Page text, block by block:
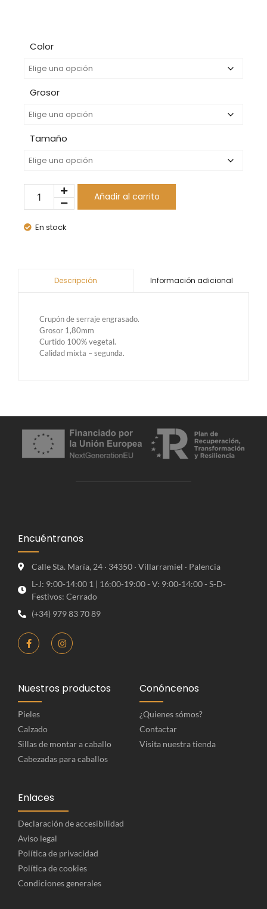
Color
Grosor
Tamaño
Añadir al carrito
En stock
Descripción Información adicional
Crupón de serraje engrasado.
Grosor 1,80mm
Curtido 100% vegetal.
Calidad mixta – segunda.
Encuéntranos
Calle Sta. María, 24 · 34350 · Villarramiel · Palencia
L-J: 9:00-14:00 1 | 16:00-19:00 - V: 9:00-14:00 - S-D-
Festivos: Cerrado
(+34) 979 83 70 89
Nuestros productos
Pieles
Calzado
Sillas de montar a caballo
Cabezadas para caballos
Conóncenos
¿Quienes sómos?
Contactar
Visita nuestra tienda
Enlaces
Declaración de accesibilidad
Aviso legal
Política de privacidad
Política de cookies
Condiciones generales